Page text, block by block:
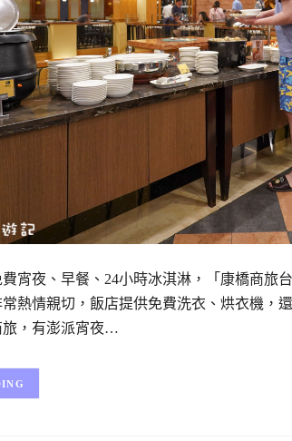
宵夜、早餐、24小時冰淇淋，「康橋商旅
熱情親切，飯店提供免費洗衣、烘衣機，
旅，有澎派宵夜…